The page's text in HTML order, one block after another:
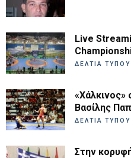
Live
ΔΕΛΤΙΑ ΤΥΠΟΥ
Βασίλης
ΔΕΛΤΙΑ ΤΥΠΟΥ
Στην